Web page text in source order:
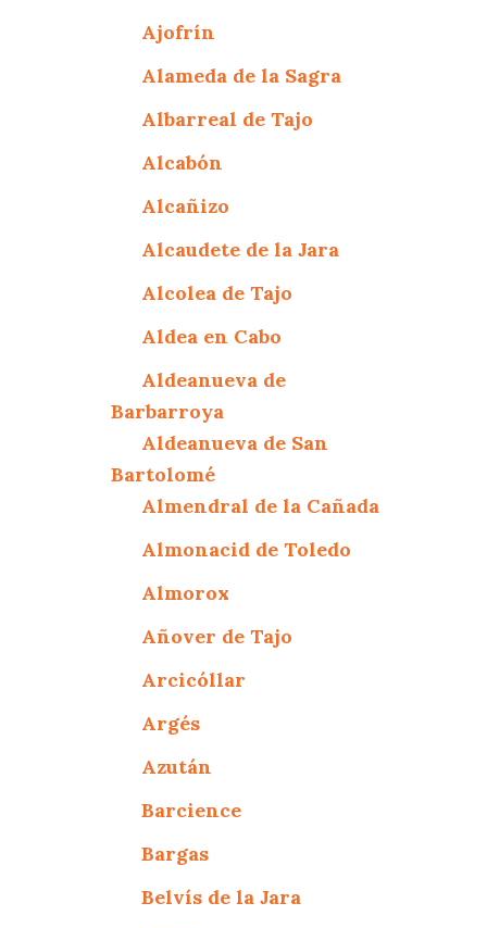
Ajofrín
Alameda de la Sagra
Albarreal de Tajo
Alcabón
Alcañizo
Alcaudete de la Jara
Alcolea de Tajo
Aldea en Cabo
Aldeanueva de
Barbarroya
Aldeanueva de San
Bartolomé
Almendral de la Cañada
Almonacid de Toledo
Almorox
Añover de Tajo
Arcicóllar
Argés
Azután
Barcience
Bargas
Belvís de la Jara